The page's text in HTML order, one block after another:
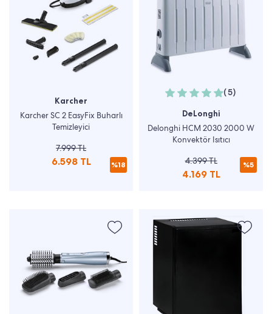
Karcher
Karcher SC 2 EasyFix Buharlı
Temizleyici
7.999 TL
6.598 TL %18
(5)
DeLonghi
Delonghi HCM 2030 2000 W
Konvektör Isıtıcı
4.399 TL
4.169 TL
%5